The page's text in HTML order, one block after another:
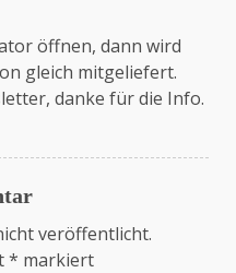
öffnen, dann wird
gleich mitgeliefert.
danke für die Info.
veröffentlicht.
* markiert